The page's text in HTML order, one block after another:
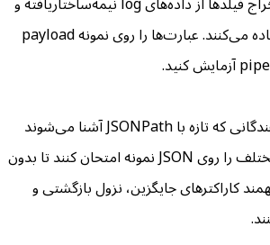
جریان‌های رویداد استفاده می‌کنند. عبارت‌ها را روی نمونه payload
دانشجویان و توسعه‌دهندگانی که تازه با JSONPath آشنا می‌شوند
می‌توانند عبارت‌های مختلف را روی JSON نمونه امتحان کنند تا بدون
کاراکترهای جایگزین، نزول بازگشتی و